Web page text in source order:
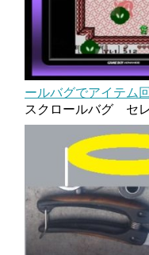
ールバグでアイテム
スクロールバグ セ